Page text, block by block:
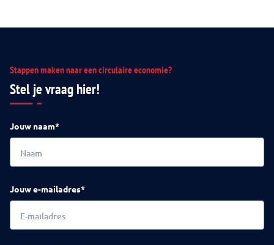
Stappen maken naar een circulaire economie?
Stel je vraag hier!
Jouw naam*
Jouw e-mailadres*